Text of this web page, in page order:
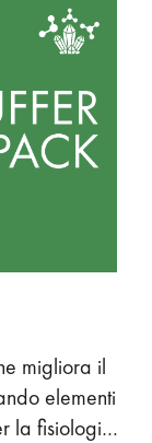
migliora il
elementi
la fisiologia